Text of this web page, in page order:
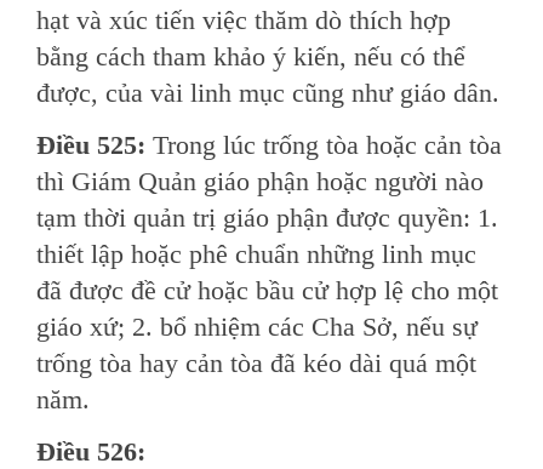
hạt và xúc tiến việc thăm dò thích hợp
bằng cách tham khảo ý kiến, nếu có thể
được, của vài linh mục cũng như giáo dân.
Ðiều 525: Trong lúc trống tòa hoặc cản tòa
thì Giám Quản giáo phận hoặc người nào
tạm thời quản trị giáo phận được quyền: 1.
thiết lập hoặc phê chuẩn những linh mục
đã được đề cử hoặc bầu cử hợp lệ cho một
giáo xứ; 2. bổ nhiệm các Cha Sở, nếu sự
trống tòa hay cản tòa đã kéo dài quá một
năm.
Ðiều 526: